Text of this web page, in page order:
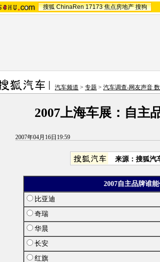
搜狐 ChinaRen 17173 焦点房地产 搜狗
汽车频道 > 专题 > 汽车调查-网友声音
2007上海车展：自主
2007年04月16日19:59
来源：搜狐汽
2007自主品牌谁
比亚迪
奇瑞
华晨
长安
红旗